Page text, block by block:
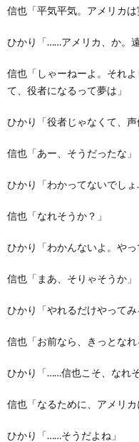
信也「平気平気。アメリカは
ひかり「……アメリカ、か。遠
信也「しゃーねーよ。それ
て、役者になるって夢は」
ひかり「役者じゃなくて、声
信也「あー、そうだったな」
ひかり「わかってないでしょ
信也「なれそうか？」
ひかり「わかんないよ。やっ
信也「まあ、そりゃそうか」
ひかり「やれるだけやってみ
信也「お前なら、きっとなれ
ひかり「……信也こそ、なれ
信也「なるために、アメリカ
ひかり「……そうだよね」